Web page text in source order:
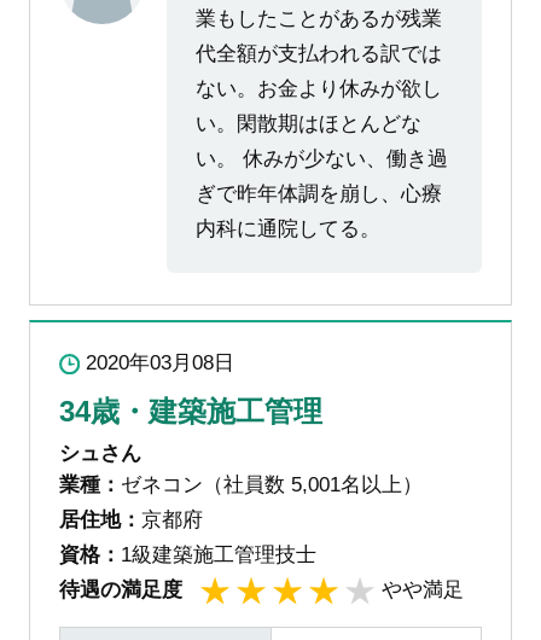
業もしたことがあるが残業
代全額が支払われる訳では
ない。お金より休みが欲し
い。閑散期はほとんどな
い。 休みが少ない、働き過
ぎで昨年体調を崩し、心療
内科に通院してる。
2020年03月08日
34歳・建築施工管理
シュさん
業種： ゼネコン（社員数 5,001名以上）
居住地： 京都府
資格： 1級建築施工管理技士
待遇の満足度
やや満足